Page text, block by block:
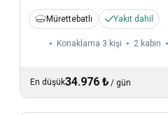
Mürettebatlı Yakıt dahil
Konaklama 3 kişi 2 kabin
En düşük34.976 ₺ / gün